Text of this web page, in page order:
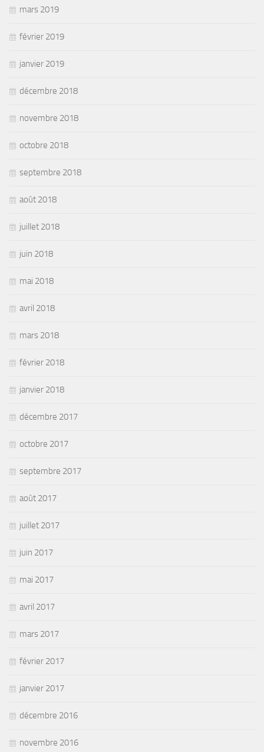
mars 2019
février 2019
janvier 2019
décembre 2018
novembre 2018
octobre 2018
septembre 2018
août 2018
juillet 2018
juin 2018
mai 2018
avril 2018
mars 2018
février 2018
janvier 2018
décembre 2017
octobre 2017
septembre 2017
août 2017
juillet 2017
juin 2017
mai 2017
avril 2017
mars 2017
février 2017
janvier 2017
décembre 2016
novembre 2016